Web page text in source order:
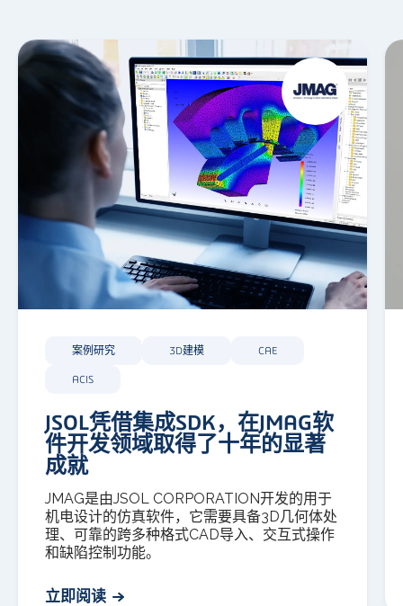
案例研究 3D建模 CAE
ACIS
JSOL凭借集成SDK，在JMAG软
件开发领域取得了十年的显著
成就
JMAG是由JSOL CORPORATION开发的用于
机电设计的仿真软件，它需要具备3D几何体处
理、可靠的跨多种格式CAD导入、交互式操作
和缺陷控制功能。
立即阅读